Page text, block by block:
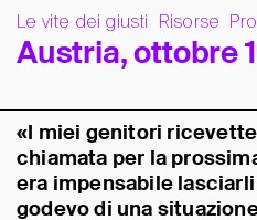
Le vite dei giusti Risorse
Austria, ottobre1
«I miei genitori
chiamata per la
era impensabile
godevo di una